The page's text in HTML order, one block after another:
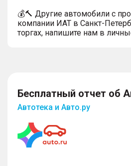
💰🔨 Другие автомобили с
компании ИАТ в Санкт-
торгах, напишите нам в
Бесплатный отчет об
Автотека и Авто.ру